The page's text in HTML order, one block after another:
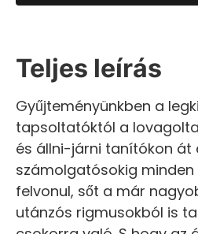
Teljes leírás
Gyűjteményünkben a
tapsoltatóktól a
és állni-járni tanítókon át
számolgatósokig
felvonul, sőt a már
utánzós rigmusokból is